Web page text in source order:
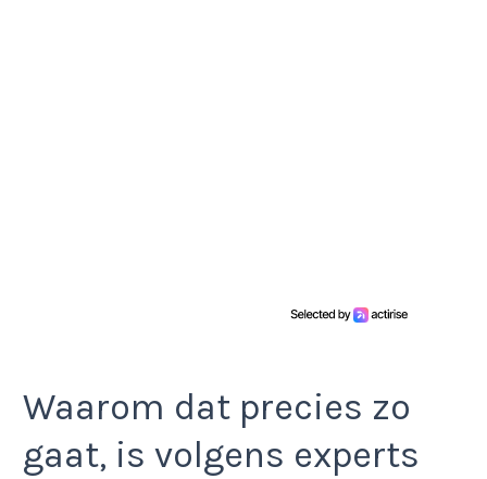
Waarom dat precies zo
gaat, is volgens experts